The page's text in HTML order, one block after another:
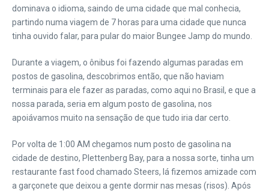
dominava o idioma, saindo de uma cidade que mal conhecia,
partindo numa viagem de 7 horas para uma cidade que nunca
tinha ouvido falar, para pular do maior Bungee Jamp do mundo.
Durante a viagem, o ônibus foi fazendo algumas paradas em
postos de gasolina, descobrimos então, que não haviam
terminais para ele fazer as paradas, como aqui no Brasil, e que a
nossa parada, seria em algum posto de gasolina, nos
apoiávamos muito na sensação de que tudo iria dar certo.
Por volta de 1:00 AM chegamos num posto de gasolina na
cidade de destino, Plettenberg Bay, para a nossa sorte, tinha um
restaurante fast food chamado Steers, lá fizemos amizade com
a garçonete que deixou a gente dormir nas mesas (risos). Após